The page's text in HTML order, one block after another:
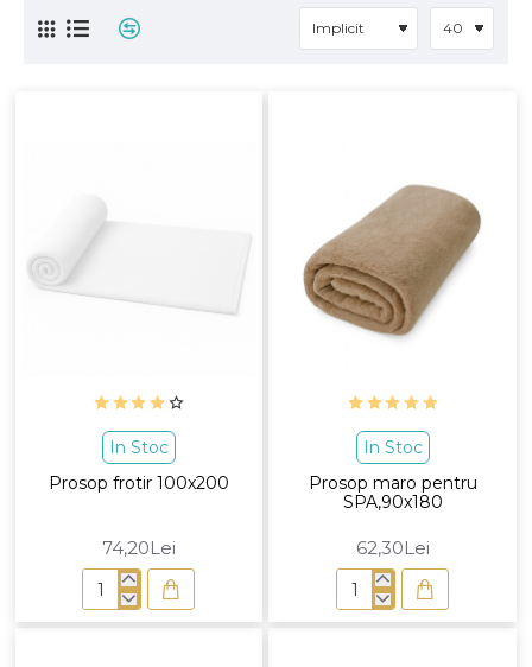
In Stoc
Prosop frotir 100x200
74,20Lei
Prosop
frotir
In Stoc
Prosop maro pentru
SPA,90x180
62,30Lei
Prosop
maro